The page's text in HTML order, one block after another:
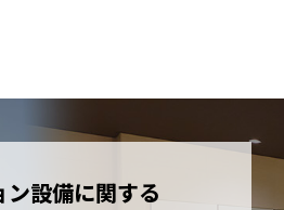
ン設備に関する